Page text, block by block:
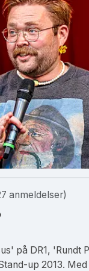
anmeldelser)
på DR1, 'Rundt
up 2013.